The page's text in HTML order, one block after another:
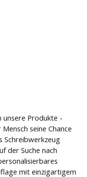
unsere Produkte -
seine Chance
Schreibwerkzeug
der Suche nach
mit einzigartigem